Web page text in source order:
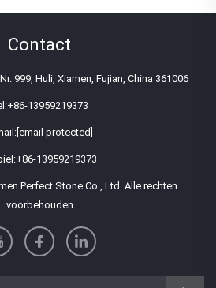
Contact
999, Huli, Xiamen, Fujian, China 361006
+86-13959219373
[email protected]
+86-13959219373
Perfect Stone Co., Ltd. Alle rechten
voorbehouden